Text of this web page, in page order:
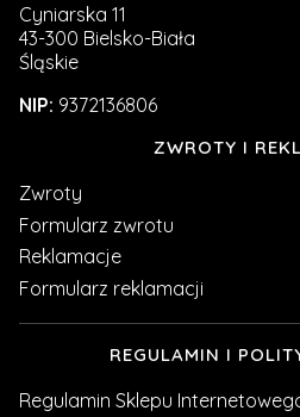
Cyniarska 11
43-300 Bielsko-Biała
Śląskie
NIP: 9372136806
Linki w stopceZWROTY I
Zwroty
Formularz zwrotu
Reklamacje
Formularz reklamacji
REGULAMIN I
Regulamin Sklepu